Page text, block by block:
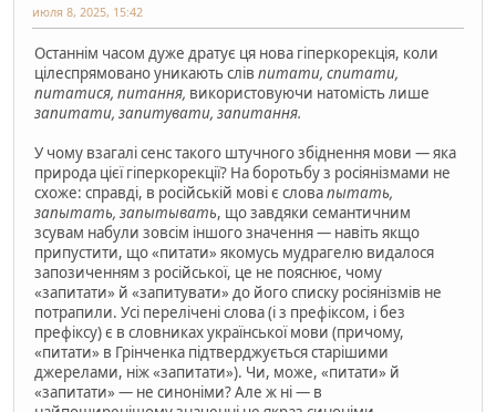
июля 8, 2025, 15:42
Останнім часом дуже дратує ця нова гіперкорекція, коли
цілеспрямовано уникають слів питати, спитати,
питатися, питання, використовуючи натомість лише
запитати, запитувати, запитання.
У чому взагалі сенс такого штучного збіднення мови — яка
природа цієї гіперкорекції? На боротьбу з росіянізмами не
схоже: справді, в російській мові є словапытать,
запытать, запытывать, що завдяки семантичним
зсувам набули зовсім іншого значення — навіть якщо
припустити, що «питати» якомусь мудрагелю видалося
запозиченням з російської, це не пояснює, чому
«запитати» й «запитувати» до його списку росіянізмів не
потрапили. Усі перелічені слова (і з префіксом, і без
префіксу) є в словниках української мови (причому,
«питати» в Грінченка підтверджується старішими
джерелами, ніж «запитати»). Чи, може, «питати» й
«запитати» — не синоніми? Але ж ні — в